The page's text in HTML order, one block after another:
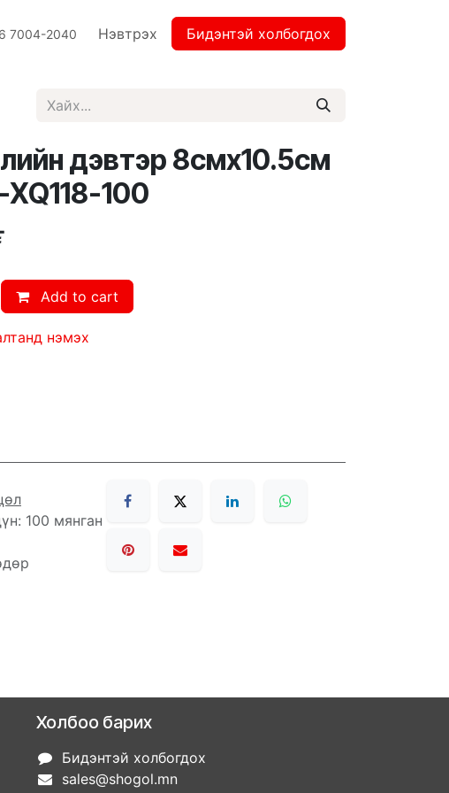
7004-2040 Нэвтрэх Бидэнтэй холбогдох
8смх10.5см
100
Add to cart
нэмэх
100 мянган
Холбоо барих
Бидэнтэй холбогдох
sales@shogol.mn